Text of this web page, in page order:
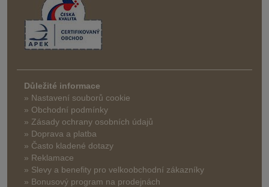
Důležité informace
» Nastavení souborů cookie
» Obchodní podmínky
» Zásady ochrany osobních údajů
» Doprava a platba
» Často kladené dotazy
» Reklamace
» Slevy a benefity pro velkoobchodní zákazníky
» Bonusový program na prodejnách